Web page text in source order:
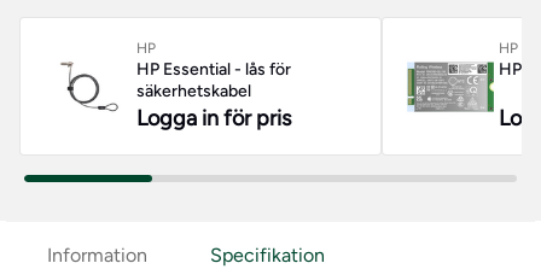
HP
HP Essential - lås för
säkerhetskabel
Logga in för pris
HP
HP -
Information Specifikation